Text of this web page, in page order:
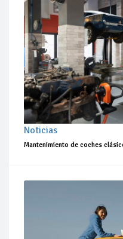
Noticias
Mantenimiento de coches